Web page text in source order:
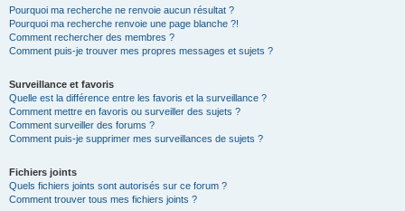
Pourquoi ma recherche ne renvoie aucun résultat ?
Pourquoi ma recherche renvoie une page blanche ?!
Comment rechercher des membres ?
Comment puis-je trouver mes propres messages et sujets ?
Surveillance et favoris
Quelle est la différence entre les favoris et la surveillance ?
Comment mettre en favoris ou surveiller des sujets ?
Comment surveiller des forums ?
Comment puis-je supprimer mes surveillances de sujets ?
Fichiers joints
Quels fichiers joints sont autorisés sur ce forum ?
Comment trouver tous mes fichiers joints ?